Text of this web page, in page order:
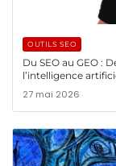
OUTILS SEO
Du SEO au GEO :
l’intelligence
27 mai 2026